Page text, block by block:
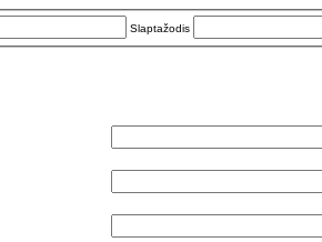
Slaptažodis